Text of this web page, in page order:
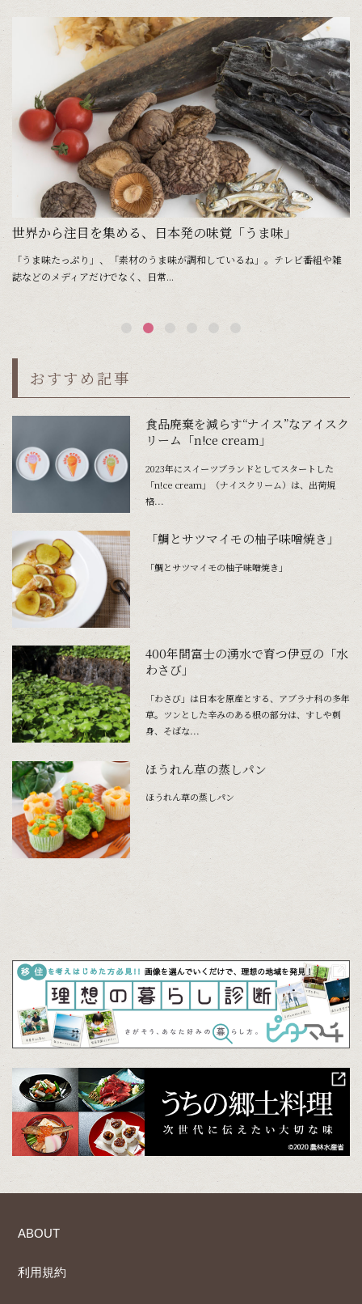
世界から注目を集める、日本発の味覚「うま味」
「うま味たっぷり」、「素材のうま味が調和しているね」。テレビ番組や雑
誌などのメディアだけでなく、日常...
おすすめ記事
食品廃棄を減らす“ナイス”なアイスク
リーム「n!ce cream」
2023年にスイーツブランドとしてスタートした
「n!ce cream」（ナイスクリーム）は、出荷規
格...
「鯛とサツマイモの柚子味噌焼き」
「鯛とサツマイモの柚子味噌焼き」
400年間富士の湧水で育つ伊豆の「水
わさび」
「わさび」は日本を原産とする、アブラナ科の多年
草。ツンとした辛みのある根の部分は、すしや刺
身、そばな...
ほうれん草の蒸しパン
ほうれん草の蒸しパン
ABOUT
利用規約